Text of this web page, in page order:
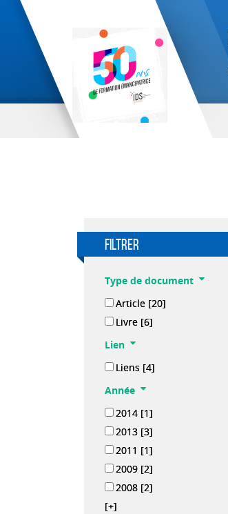
filtrer
Type de document
Article [20]
Livre [6]
Lien
Liens [4]
Année
2014 [1]
2013 [3]
2011 [1]
2009 [2]
2008 [2]
[+]